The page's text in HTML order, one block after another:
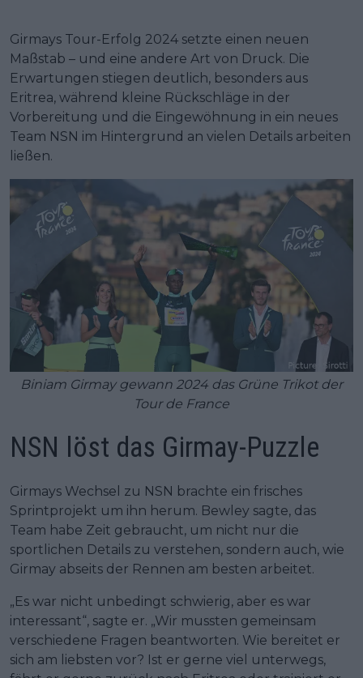
Girmays Tour-Erfolg 2024 setzte einen neuen
Maßstab – und eine andere Art von Druck. Die
Erwartungen stiegen deutlich, besonders aus
Eritrea, während kleine Rückschläge in der
Vorbereitung und die Eingewöhnung in ein neues
Team NSN im Hintergrund an vielen Details arbeiten
ließen.
Biniam Girmay gewann 2024 das Grüne Trikot der
Tour de France
NSN löst das Girmay-Puzzle
Girmays Wechsel zu NSN brachte ein frisches
Sprintprojekt um ihn herum. Bewley sagte, das
Team habe Zeit gebraucht, um nicht nur die
sportlichen Details zu verstehen, sondern auch, wie
Girmay abseits der Rennen am besten arbeitet.
„Es war nicht unbedingt schwierig, aber es war
interessant“, sagte er. „Wir mussten gemeinsam
verschiedene Fragen beantworten. Wie bereitet er
sich am liebsten vor? Ist er gerne viel unterwegs,